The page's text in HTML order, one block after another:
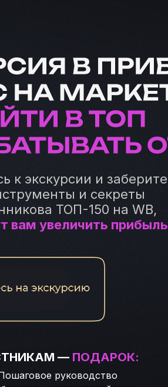
к экскурсии и заберите
и секреты
ТОП-150 на WB,
вам увеличить прибыль
— ПОДАРОК:
руководство